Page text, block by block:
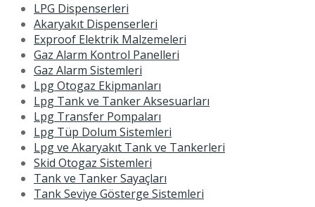
LPG Dispenserleri
Akaryakıt Dispenserleri
Exproof Elektrik Malzemeleri
Gaz Alarm Kontrol Panelleri
Gaz Alarm Sistemleri
Lpg Otogaz Ekipmanları
Lpg Tank ve Tanker Aksesuarları
Lpg Transfer Pompaları
Lpg Tüp Dolum Sistemleri
Lpg ve Akaryakıt Tank ve Tankerleri
Skid Otogaz Sistemleri
Tank ve Tanker Sayaçları
Tank Seviye Gösterge Sistemleri